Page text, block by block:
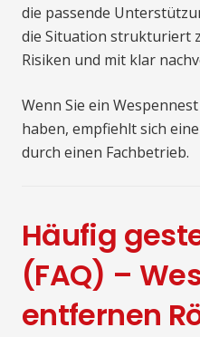
die passende
die Situation strukturiert
Risiken und mit klar
Wenn Sie ein
haben, empfiehlt sich
durch einen Fachbetrieb.
Häufig
(FAQ) –
entfernen